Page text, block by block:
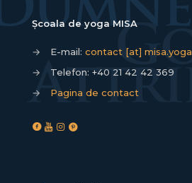
Școala de yoga MISA
→ E-mail: contact [at] misa.yoga
→
Telefon: +40 21 42 42 369
→
Pagina de contact